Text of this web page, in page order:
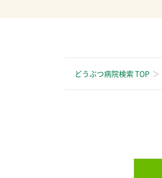
どうぶつ病院検索 TOP